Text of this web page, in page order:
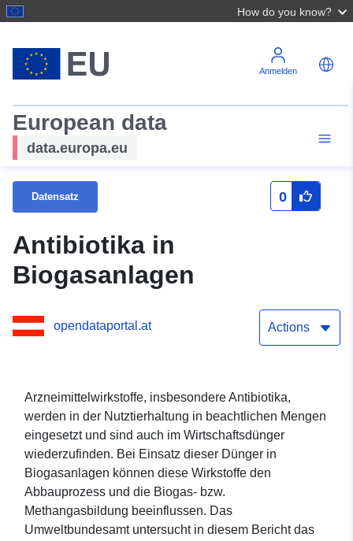
How do you know?
Anmelden
European data
data.europa.eu
Datensatz 0
Antibiotika in
Biogasanlagen
opendataportal.at Actions
Arzneimittelwirkstoffe, insbesondere Antibiotika,
werden in der Nutztierhaltung in beachtlichen Mengen
eingesetzt und sind auch im Wirtschaftsdünger
wiederzufinden. Bei Einsatz dieser Dünger in
Biogasanlagen können diese Wirkstoffe den
Abbauprozess und die Biogas- bzw.
Methangasbildung beeinflussen. Das
Umweltbundesamt untersucht in diesem Bericht das